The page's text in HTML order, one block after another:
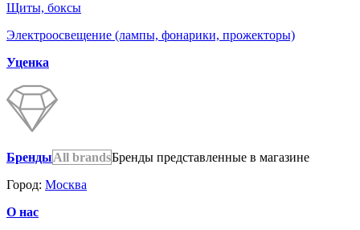
Щиты, боксы
Электроосвещение (лампы, фонарики, прожекторы)
Уценка
БрендыAll brandsБренды представленные в магазине
Город: Москва
О нас